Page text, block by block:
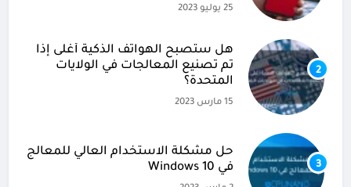
25 يوليو 2023
2
هل ستصبح الهواتف الذكية أغلى إذا
تم تصنيع المعالجات في الولايات
المتحدة؟
15 مارس 2023
3
حل مشكلة الاستخدام العالي للمعالج
في Windows 10